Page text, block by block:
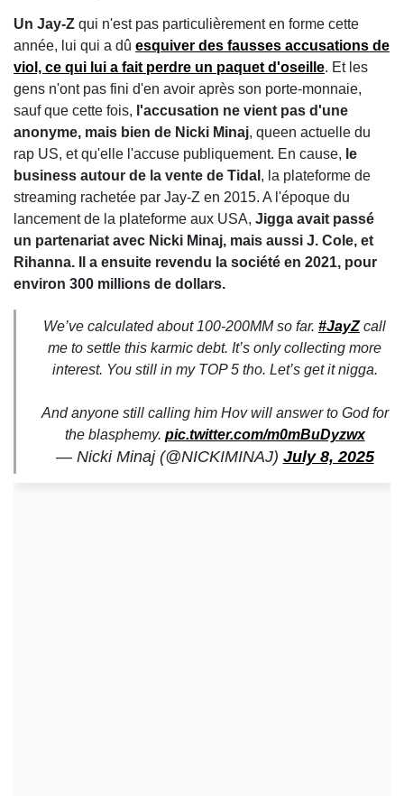
Un Jay-Z qui n'est pas particulièrement en forme cette
année, lui qui a dû esquiver des fausses accusations de
viol, ce qui lui a fait perdre un paquet d'oseille. Et les
gens n'ont pas fini d'en avoir après son porte-monnaie,
sauf que cette fois, l'accusation ne vient pas d'une
anonyme, mais bien de Nicki Minaj, queen actuelle du
rap US, et qu'elle l'accuse publiquement. En cause, le
business autour de la vente de Tidal , la plateforme de
streaming rachetée par Jay-Z en 2015. A l'époque du
lancement de la plateforme aux USA, Jigga avait passé
un partenariat avec Nicki Minaj, mais aussi J. Cole, et
Rihanna. Il a ensuite revendu la société en 2021, pour
environ 300 millions de dollars.
We’ve calculated about 100-200MM so far. #JayZcall
me to settle this karmic debt. It’s only collecting more
interest. You still in my TOP 5 tho. Let’s get it nigga.
And anyone still calling him Hov will answer to God for
the blasphemy. pic.twitter.com/m0mBuDyzwx
— Nicki Minaj (@NICKIMINAJ) July 8, 2025